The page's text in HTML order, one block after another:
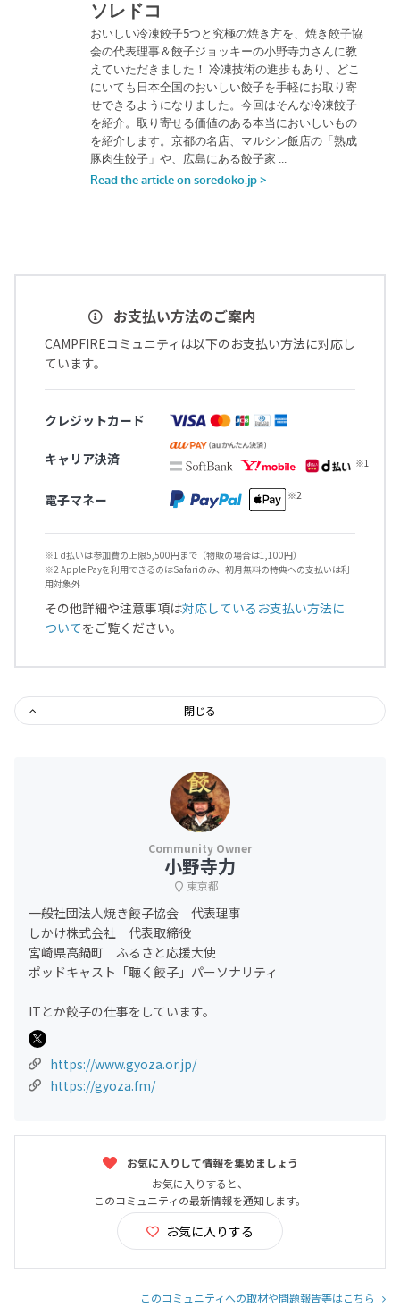
お支払い方法のご案内
CAMPFIREコミュニティは以下のお支払い方法に対応し
ています。
クレジットカード
キャリア決済
電子マネー
※1 d払いは参加費の上限5,500円まで（物販の場合は1,100円）
※2 Apple Payを利用できるのはSafariのみ、初月無料の特典への支払いは利
用対象外
その他詳細や注意事項は対応しているお支払い方法に
ついてをご覧ください。
閉じる
小野寺力
東京都
一般社団法人焼き餃子協会 代表理事
しかけ株式会社 代表取締役
宮崎県高鍋町 ふるさと応援大使
ポッドキャスト「聴く餃子」パーソナリティ
ITとか餃子の仕事をしています。
https://www.gyoza.or.jp/
https://gyoza.fm/
お気に入りして情報を集めましょう
お気に入りすると、
このコミュニティの最新情報を通知します。
お気に入りする
このコミュニティへの取材や問題報告等はこちら